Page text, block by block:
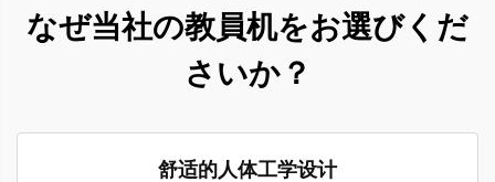
なぜ当社の教員机をお選びくだ
さいか？
舒适的人体工学设计